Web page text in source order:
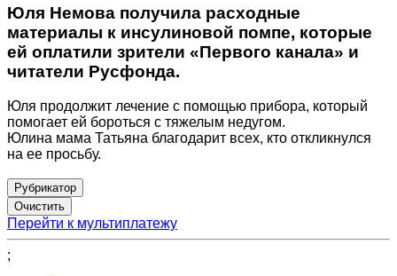
Юля Немова получила расходные
материалы к инсулиновой помпе, которые
ей оплатили зрители «Первого канала» и
читатели Русфонда.
Юля продолжит лечение с помощью прибора, который
помогает ей бороться с тяжелым недугом.
Юлина мама Татьяна благодарит всех, кто откликнулся
на ее просьбу.
Рубрикатор
Перейти к мультиплатежу
;